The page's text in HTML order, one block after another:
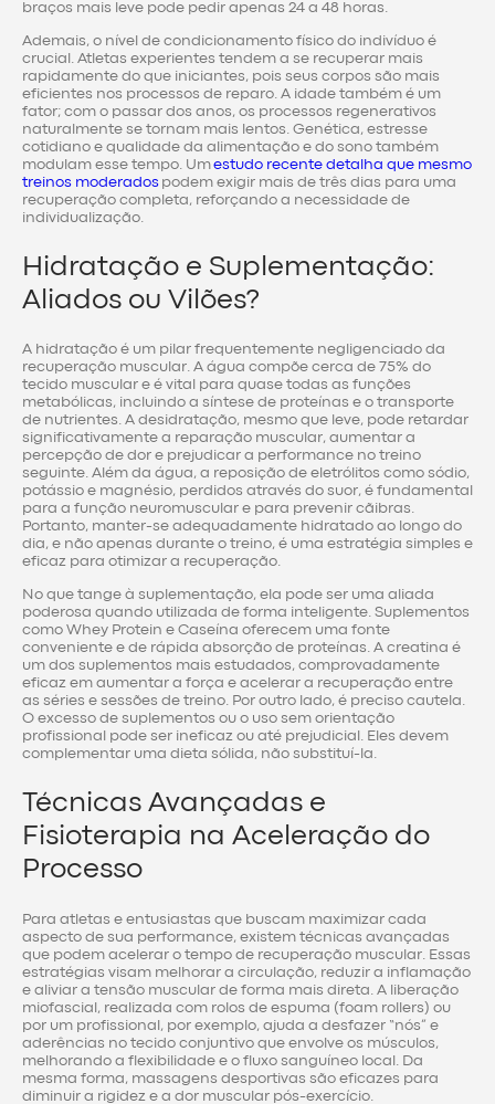
braços mais leve pode pedir apenas 24 a 48 horas.
Ademais, o nível de condicionamento físico do indivíduo é
crucial. Atletas experientes tendem a se recuperar mais
rapidamente do que iniciantes, pois seus corpos são mais
eficientes nos processos de reparo. A idade também é um
fator; com o passar dos anos, os processos regenerativos
naturalmente se tornam mais lentos. Genética, estresse
cotidiano e qualidade da alimentação e do sono também
modulam esse tempo. Umestudo recente detalha que mesmo
treinos moderados podem exigir mais de três dias para uma
recuperação completa, reforçando a necessidade de
individualização.
Hidratação e Suplementação:
Aliados ou Vilões?
A hidratação é um pilar frequentemente negligenciado da
recuperação muscular. A água compõe cerca de 75% do
tecido muscular e é vital para quase todas as funções
metabólicas, incluindo a síntese de proteínas e o transporte
de nutrientes. A desidratação, mesmo que leve, pode retardar
significativamente a reparação muscular, aumentar a
percepção de dor e prejudicar a performance no treino
seguinte. Além da água, a reposição de eletrólitos como sódio,
potássio e magnésio, perdidos através do suor, é fundamental
para a função neuromuscular e para prevenir cãibras.
Portanto, manter-se adequadamente hidratado ao longo do
dia, e não apenas durante o treino, é uma estratégia simples e
eficaz para otimizar a recuperação.
No que tange à suplementação, ela pode ser uma aliada
poderosa quando utilizada de forma inteligente. Suplementos
como Whey Protein e Caseína oferecem uma fonte
conveniente e de rápida absorção de proteínas. A creatina é
um dos suplementos mais estudados, comprovadamente
eficaz em aumentar a força e acelerar a recuperação entre
as séries e sessões de treino. Por outro lado, é preciso cautela.
O excesso de suplementos ou o uso sem orientação
profissional pode ser ineficaz ou até prejudicial. Eles devem
complementar uma dieta sólida, não substituí-la.
Técnicas Avançadas e
Fisioterapia na Aceleração do
Processo
Para atletas e entusiastas que buscam maximizar cada
aspecto de sua performance, existem técnicas avançadas
que podem acelerar o tempo de recuperação muscular. Essas
estratégias visam melhorar a circulação, reduzir a inflamação
e aliviar a tensão muscular de forma mais direta. A liberação
miofascial, realizada com rolos de espuma (foam rollers) ou
por um profissional, por exemplo, ajuda a desfazer “nós” e
aderências no tecido conjuntivo que envolve os músculos,
melhorando a flexibilidade e o fluxo sanguíneo local. Da
mesma forma, massagens desportivas são eficazes para
diminuir a rigidez e a dor muscular pós-exercício.